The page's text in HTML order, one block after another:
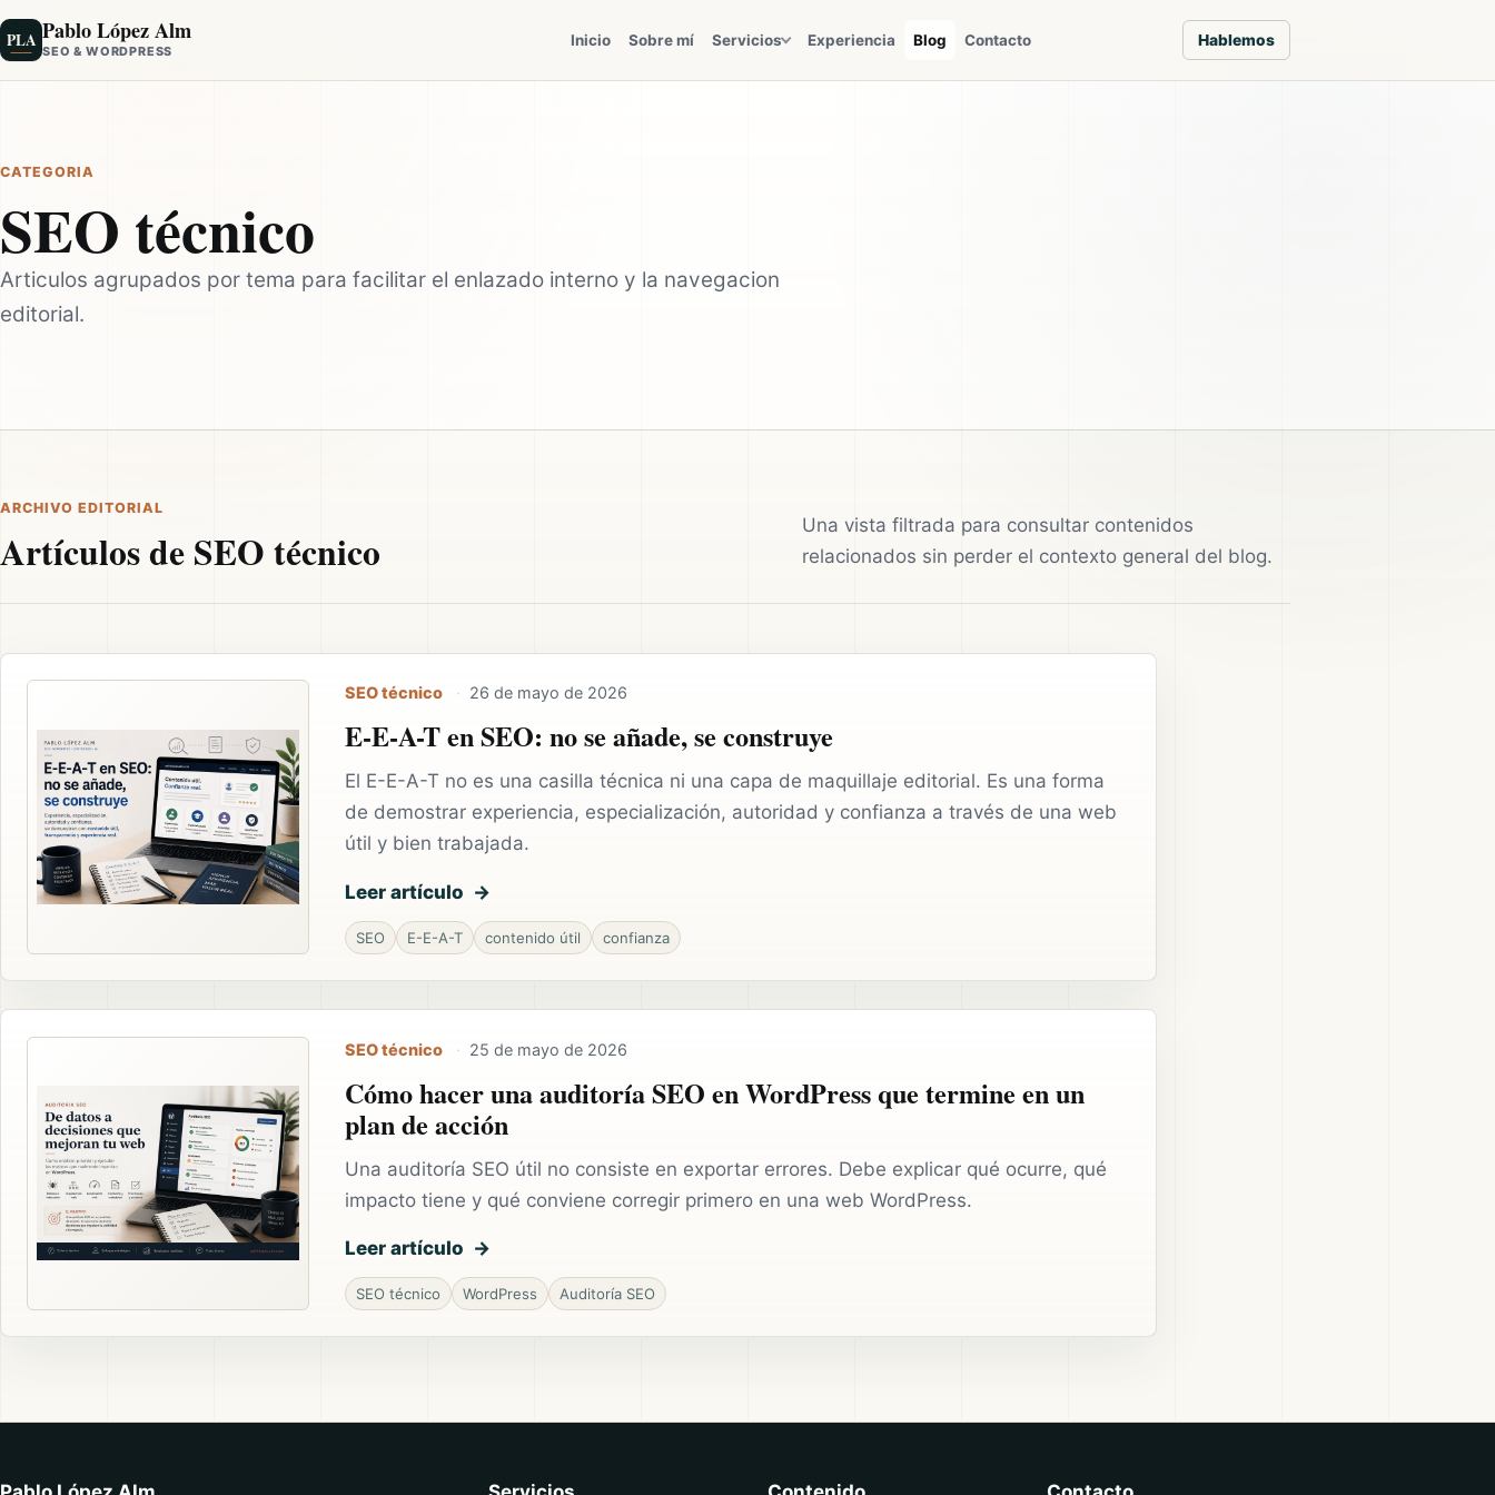
PLA Pablo López Alm
SEO & WORDPRESS
Inicio Sobre mí Servicios Experiencia Blog Contacto Hablemos
CATEGORIA
SEO técnico
Articulos agrupados por tema para facilitar el enlazado interno y la navegacion
editorial.
ARCHIVO EDITORIAL
Artículos de SEO técnico
Una vista filtrada para consultar contenidos
relacionados sin perder el contexto general del blog.
SEO técnico · 26 de mayo de 2026
E-E-A-T en SEO: no se añade, se construye
El E-E-A-T no es una casilla técnica ni una capa de maquillaje editorial. Es una forma
de demostrar experiencia, especialización, autoridad y confianza a través de una web
útil y bien trabajada.
Leer artículo
SEO E-E-A-T contenido útil confianza
SEO técnico · 25 de mayo de 2026
Cómo hacer una auditoría SEO en WordPress que termine en un
plan de acción
Una auditoría SEO útil no consiste en exportar errores. Debe explicar qué ocurre, qué
impacto tiene y qué conviene corregir primero en una web WordPress.
Leer artículo
SEO técnico WordPress Auditoría SEO